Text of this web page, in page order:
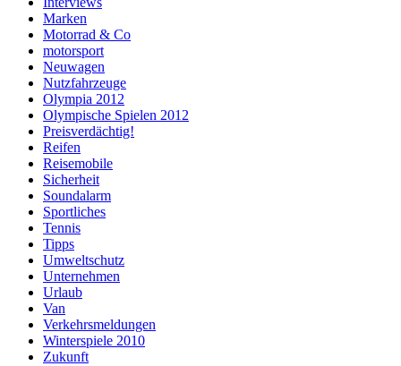
Marken
Motorrad & Co
motorsport
Neuwagen
Nutzfahrzeuge
Olympia 2012
Olympische Spielen 2012
Preisverdächtig!
Reifen
Reisemobile
Sicherheit
Soundalarm
Sportliches
Tennis
Tipps
Umweltschutz
Unternehmen
Urlaub
Van
Verkehrsmeldungen
Winterspiele 2010
Zukunft